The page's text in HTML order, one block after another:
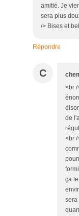
amitié. Je
sera plus
/> Bises et
Répondre
C
<br /
de
<br /
ça
sera